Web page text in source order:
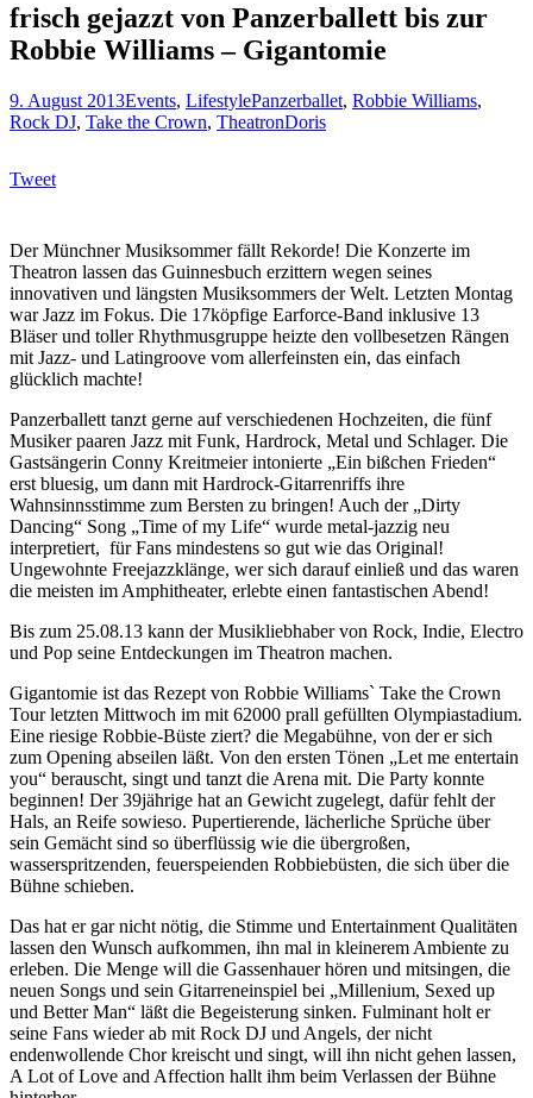
frisch gejazzt von Panzerballett bis zur
Robbie Williams – Gigantomie
9. August 2013Events, LifestylePanzerballet, Robbie Williams,
Rock DJ, Take the Crown, TheatronDoris
Tweet
Der Münchner Musiksommer fällt Rekorde! Die Konzerte im
Theatron lassen das Guinnesbuch erzittern wegen seines
innovativen und längsten Musiksommers der Welt. Letzten Montag
war Jazz im Fokus. Die 17köpfige Earforce-Band inklusive 13
Bläser und toller Rhythmusgruppe heizte den vollbesetzen Rängen
mit Jazz- und Latingroove vom allerfeinsten ein, das einfach
glücklich machte!
Panzerballett tanzt gerne auf verschiedenen Hochzeiten, die fünf
Musiker paaren Jazz mit Funk, Hardrock, Metal und Schlager. Die
Gastsängerin Conny Kreitmeier intonierte „Ein bißchen Frieden“
erst bluesig, um dann mit Hardrock-Gitarrenriffs ihre
Wahnsinnsstimme zum Bersten zu bringen! Auch der „Dirty
Dancing“ Song „Time of my Life“ wurde metal-jazzig neu
interpretiert, für Fans mindestens so gut wie das Original!
Ungewohnte Freejazzklänge, wer sich darauf einließ und das waren
die meisten im Amphitheater, erlebte einen fantastischen Abend!
Bis zum 25.08.13 kann der Musikliebhaber von Rock, Indie, Electro
und Pop seine Entdeckungen im Theatron machen.
Gigantomie ist das Rezept von Robbie Williams` Take the Crown
Tour letzten Mittwoch im mit 62000 prall gefüllten Olympiastadium.
Eine riesige Robbie-Büste ziert? die Megabühne, von der er sich
zum Opening abseilen läßt. Von den ersten Tönen „Let me entertain
you“ berauscht, singt und tanzt die Arena mit. Die Party konnte
beginnen! Der 39jährige hat an Gewicht zugelegt, dafür fehlt der
Hals, an Reife sowieso. Pupertierende, lächerliche Sprüche über
sein Gemächt sind so überflüssig wie die übergroßen,
wasserspritzenden, feuerspeienden Robbiebüsten, die sich über die
Bühne schieben.
Das hat er gar nicht nötig, die Stimme und Entertainment Qualitäten
lassen den Wunsch aufkommen, ihn mal in kleinerem Ambiente zu
erleben. Die Menge will die Gassenhauer hören und mitsingen, die
neuen Songs und sein Gitarreneinspiel bei „Millenium, Sexed up
und Better Man“ läßt die Begeisterung sinken. Fulminant holt er
seine Fans wieder ab mit Rock DJ und Angels, der nicht
endenwollende Chor kreischt und singt, will ihn nicht gehen lassen,
A Lot of Love and Affection hallt ihm beim Verlassen der Bühne